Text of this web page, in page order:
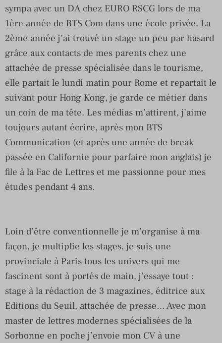
sympa avec un DA chez EURO RSCG lors de ma
1ère année de BTS Com dans une école privée. La
2ème année j’ai trouvé un stage un peu par hasard
grâce aux contacts de mes parents chez une
attachée de presse spécialisée dans le tourisme,
elle partait le lundi matin pour Rome et repartait le
suivant pour Hong Kong, je garde ce métier dans
un coin de ma tête. Les médias m’attirent, j’aime
toujours autant écrire, après mon BTS
Communication (et après une année de break
passée en Californie pour parfaire mon anglais) je
file à la Fac de Lettres et me passionne pour mes
études pendant 4 ans.
Loin d’être conventionnelle je m’organise à ma
façon, je multiplie les stages, je suis une
provinciale à Paris tous les univers qui me
fascinent sont à portés de main, j’essaye tout :
stage à la rédaction de 3 magazines, éditrice aux
Editions du Seuil, attachée de presse… Avec mon
master de lettres modernes spécialisées de la
Sorbonne en poche j’envoie mon CV à une